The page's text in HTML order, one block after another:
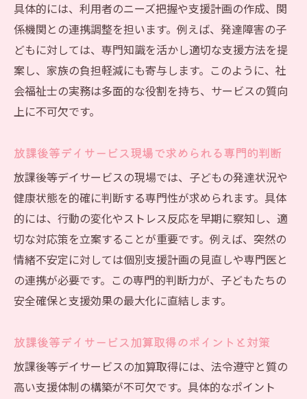
具体的には、利用者のニーズ把握や支援計画の作成、関
係機関との連携調整を担います。例えば、発達障害の子
どもに対しては、専門知識を活かし適切な支援方法を提
案し、家族の負担軽減にも寄与します。このように、社
会福祉士の実務は多面的な役割を持ち、サービスの質向
上に不可欠です。
放課後等デイサービス現場で求められる専門的判断
放課後等デイサービスの現場では、子どもの発達状況や
健康状態を的確に判断する専門性が求められます。具体
的には、行動の変化やストレス反応を早期に察知し、適
切な対応策を立案することが重要です。例えば、突然の
情緒不安定に対しては個別支援計画の見直しや専門医と
の連携が必要です。この専門的判断力が、子どもたちの
安全確保と支援効果の最大化に直結します。
放課後等デイサービス加算取得のポイントと対策
放課後等デイサービスの加算取得には、法令遵守と質の
高い支援体制の構築が不可欠です。具体的なポイント